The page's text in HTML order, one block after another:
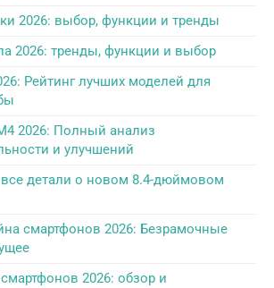
2026: выбор, функции и тренды
2026: тренды, функции и выбор
Рейтинг лучших моделей для
2026: Полный анализ
и улучшений
все детали о новом 8.4-дюймовом
смартфонов 2026: Безрамочные
2026: обзор и